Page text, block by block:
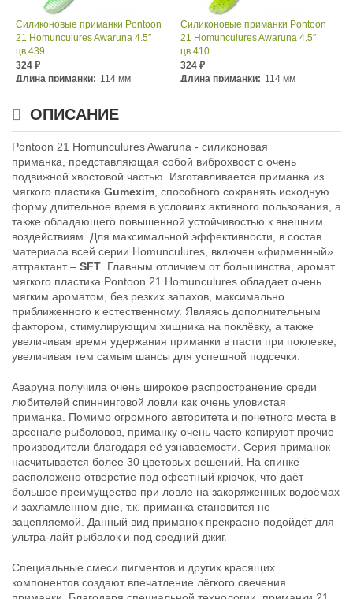
Силиконовые приманки Pontoon
21 Homunculures Awaruna 4.5″
цв.439
324 ₽
Длина приманки: 114 мм
Силиконовые приманки Pontoon
21 Homunculures Awaruna 4.5″
цв.410
324 ₽
Длина приманки: 114 мм
Силиконовые приманки Pontoon
21 Homunculures Awaruna 4.5″
цв.420
324₽
Длина приманки:114 мм
Вес приманки:10.7 г
Силиконовые приманки Pontoon
21 Homunculures Awaruna 4.5″
цв.422
324₽
Длина приманки:114 мм
Вес приманки:10.7 г
Силиконовые приманки Pontoon
21 Homunculures Awaruna 4.5″
цв.426
324₽
Длина приманки: 114 мм
Вес приманки:
10.7 г
Силиконовые приманки Pontoon
21 Homunculures Awaruna 4.5″
цв.401
324₽
Длина приманки: 114 мм
Вес приманки:
ОПИСАНИЕ
Pontoon 21 Homunculures Awaruna - силиконовая
приманка, представляющая собой виброхвост с очень
подвижной хвостовой частью. Изготавливается приманка из
мягкого пластика Gumexim , способного сохранять исходную
форму длительное время в условиях активного пользования, а
также обладающего повышенной устойчивостью к внешним
воздействиям. Для максимальной эффективности, в состав
материала всей серии Homunculures, включен «фирменный»
аттрактант – SFT . Главным отличием от большинства, аромат
мягкого пластика Pontoon 21 Homunculures обладает очень
мягким ароматом, без резких запахов, максимально
приближенного к естественному. Являясь дополнительным
фактором, стимулирующим хищника на поклёвку, а также
увеличивая время удержания приманки в пасти при поклевке,
увеличивая тем самым шансы для успешной подсечки.
Аваруна получила очень широкое распространение среди
любителей спиннинговой ловли как очень уловистая
приманка. Помимо огромного авторитета и почетного места в
арсенале рыболовов, приманку очень часто копируют прочие
производители благодаря её узнаваемости. Серия приманок
насчитывается более 30 цветовых решений. На спинке
расположено отверстие под офсетный крючок, что даёт
большое преимущество при ловле на закоряженных водоёмах
и захламленном дне, т.к. приманка становится не
зацепляемой. Данный вид приманок прекрасно подойдёт для
ультра-лайт рыбалок и под средний джиг.
Специальные смеси пигментов и других красящих
компонентов создают впечатление лёгкого свечения